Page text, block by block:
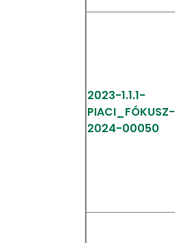
2023-1.1.1-
PIACI_FÓKUSZ-
2024-00050